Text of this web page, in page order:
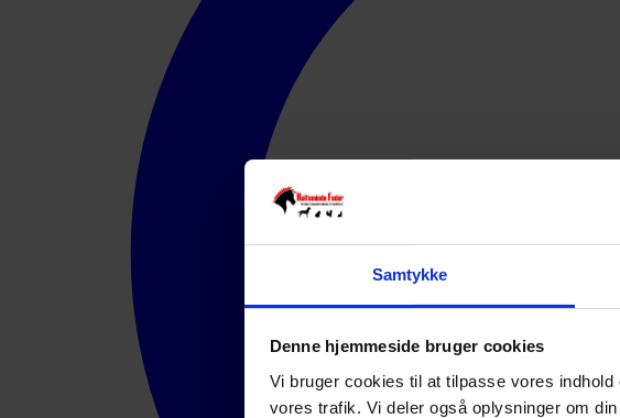
Samtykke
Denne hjemmeside bruger cookies
Vi bruger cookies til at tilpasse vores
vores trafik. Vi deler også oplysninger om